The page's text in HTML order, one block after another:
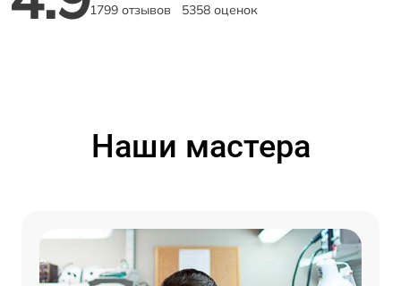
1799 отзывов 5358 оценок
Наши мастера